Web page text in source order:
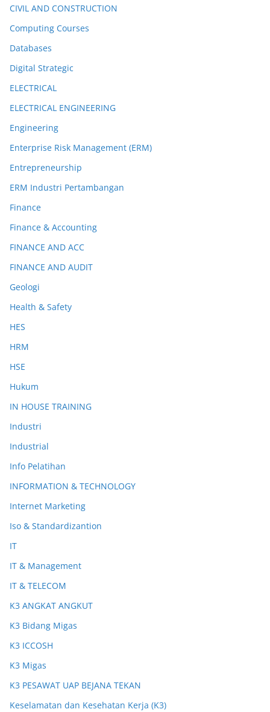
CIVIL AND CONSTRUCTION
Computing Courses
Databases
Digital Strategic
ELECTRICAL
ELECTRICAL ENGINEERING
Engineering
Enterprise Risk Management (ERM)
Entrepreneurship
ERM Industri Pertambangan
Finance
Finance & Accounting
FINANCE AND ACC
FINANCE AND AUDIT
Geologi
Health & Safety
HES
HRM
HSE
Hukum
IN HOUSE TRAINING
Industri
Industrial
Info Pelatihan
INFORMATION & TECHNOLOGY
Internet Marketing
Iso & Standardizantion
IT
IT & Management
IT & TELECOM
K3 ANGKAT ANGKUT
K3 Bidang Migas
K3 ICCOSH
K3 Migas
K3 PESAWAT UAP BEJANA TEKAN
Keselamatan dan Kesehatan Kerja (K3)